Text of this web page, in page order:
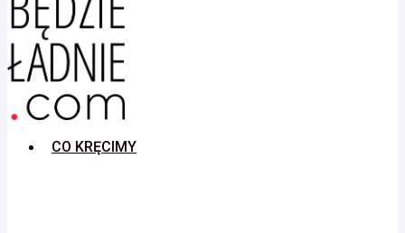
CO KRĘCIMY